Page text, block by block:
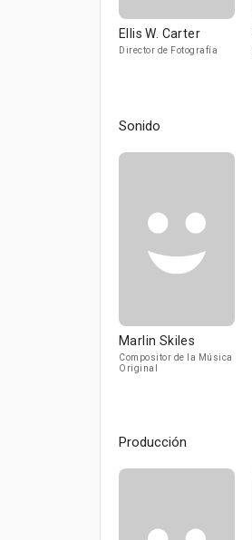
Ellis W. Carter
Director de Fotografía
Sonido
Marlin Skiles
Compositor de la Música
Original
Producción